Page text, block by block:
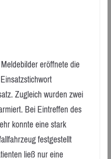
eröffnete die
Zugleich wurden zwei
Bei Eintreffen des
konnte eine stark
festgestellt
ließ nur eine